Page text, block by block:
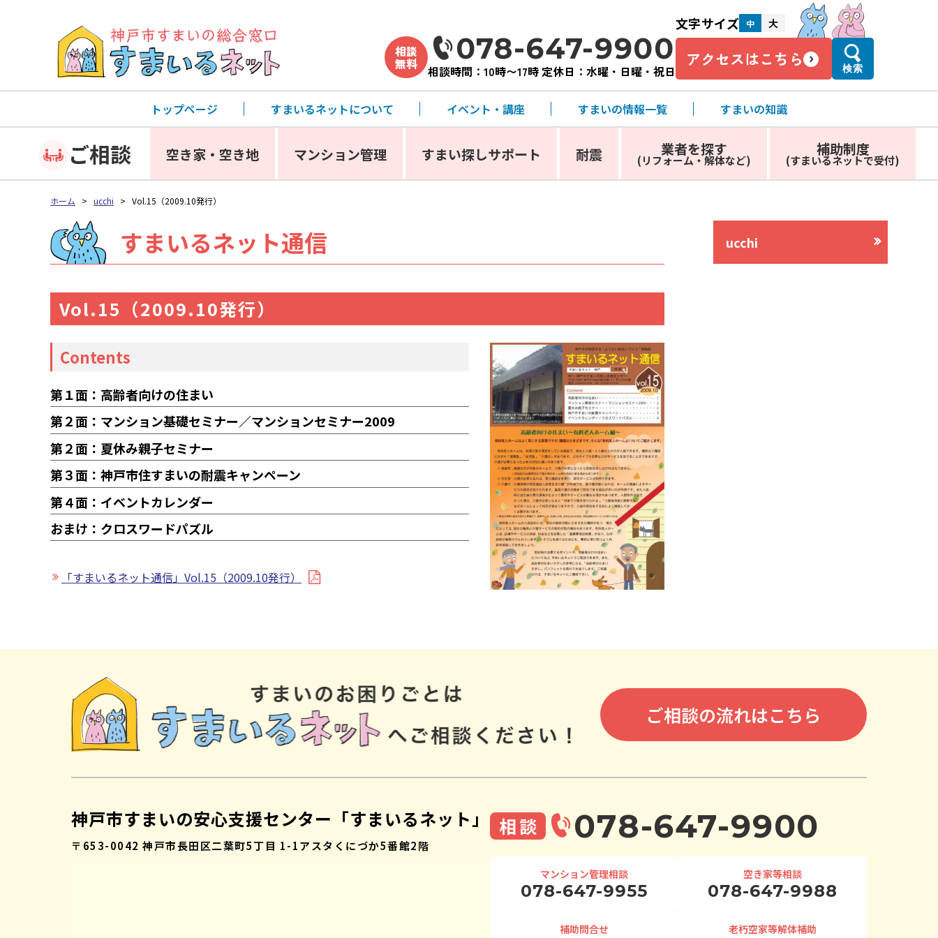
相談
無料 078-647-9900
相談時間：10時〜17時 定休日：水曜・日曜・祝日
文字サイズ 中 大
アクセスはこちら 検索
トップページ すまいるネットについて イベント・講座 すまいの情報一覧 すまいの知識
ご相談 空き家・空き地 マンション管理 すまい探しサポート 耐震 業者を探す
(リフォーム・解体など)
補助制度
(すまいるネットで受付)
ホーム > ucchi > Vol.15（2009.10発行）
すまいるネット通信
Vol.15（2009.10発行）
Contents
第１面：高齢者向けの住まい
第２面：マンション基礎セミナー／マンションセミナー2009
第２面：夏休み親子セミナー
第３面：神戸市住すまいの耐震キャンペーン
第４面：イベントカレンダー
おまけ：クロスワードパズル
「すまいるネット通信」Vol.15（2009.10発行）
ucchi
ご相談の流れはこちら
神戸市すまいの安心支援センター「すまいるネット」
〒653-0042 神戸市長田区二葉町5丁目 1-1アスタくにづか5番館2階
相談 078-647-9900
マンション管理相談
078-647-9955
空き家等相談
078-647-9988
補助問合せ 老朽空家等解体補助